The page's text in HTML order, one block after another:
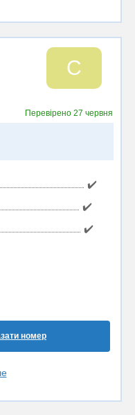
С
Перевірено27 червня
✔️
✔️
✔️
номер